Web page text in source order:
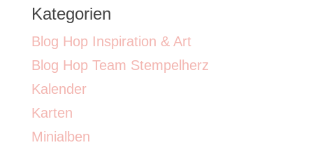
Kategorien
Blog Hop Inspiration & Art
Blog Hop Team Stempelherz
Kalender
Karten
Minialben